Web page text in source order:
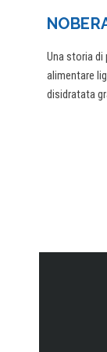
Una storia
alimentare
disidratata